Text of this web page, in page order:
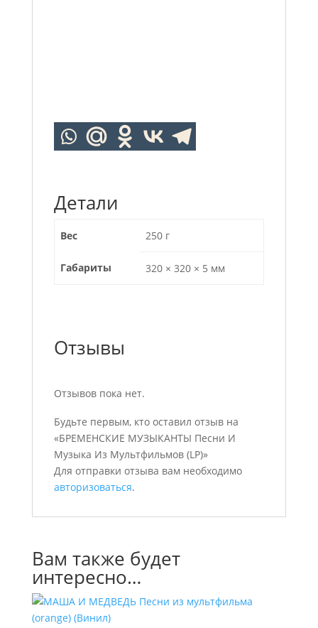
Детали
Вес 250 г
Габариты 320 × 320 × 5 мм
Отзывы
Отзывов пока нет.
Будьте первым, кто оставил отзыв на
«БРЕМЕНСКИЕ МУЗЫКАНТЫ Песни И
Музыка Из Мультфильмов (LP)»
Для отправки отзыва вам необходимо
авторизоваться.
Вам также будет
интересно…